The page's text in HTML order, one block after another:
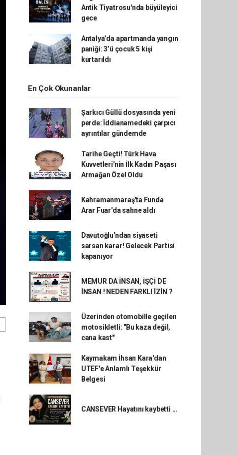
Antik Tiyatrosu'nda büyüleyici
gece
Antalya’da apartmanda yangın
paniği: 3’ü çocuk 5 kişi
kurtarıldı
En Çok Okunanlar
Şarkıcı Güllü dosyasında yeni
perde: İddianamedeki çarpıcı
ayrıntılar gündemde
Tarihe Geçti! Türk Hava
Kuvvetleri'nin İlk Kadın Paşası
Armağan Özel Oldu
Kahramanmaraş'ta Funda
Arar Fuar'da sahne aldı
Davutoğlu'ndan siyaseti
sarsan karar! Gelecek Partisi
kapanıyor
MEMUR DA İNSAN, İŞÇİ DE
İNSAN ! NEDEN FARKLI İZİN ?
Üzerinden otomobille geçilen
motosikletli: "Bu kaza değil,
cana kast"
Kaymakam İhsan Kara'dan
UTEF'e Anlamlı Teşekkür
Belgesi
CANSEVER Hayatını kaybetti ...